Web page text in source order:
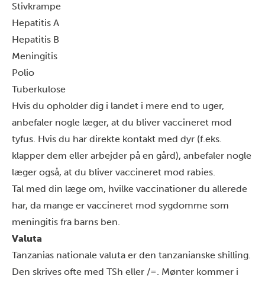
Stivkrampe
Hepatitis A
Hepatitis B
Meningitis
Polio
Tuberkulose
Hvis du opholder dig i landet i mere end to uger,
anbefaler nogle læger, at du bliver vaccineret mod
tyfus. Hvis du har direkte kontakt med dyr (f.eks.
klapper dem eller arbejder på en gård), anbefaler nogle
læger også, at du bliver vaccineret mod rabies.
Tal med din læge om, hvilke vaccinationer du allerede
har, da mange er vaccineret mod sygdomme som
meningitis fra barns ben.
Valuta
Tanzanias nationale valuta er den tanzanianske shilling.
Den skrives ofte med TSh eller /=. Mønter kommer i